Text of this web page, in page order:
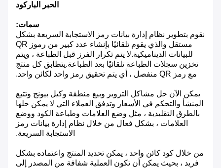
الحبر الباركود
سمات:
نقوم بتطوير نظام إدارة بيانات رمز الاستجابة السريعة بشكل
مستقل والذي يقوم تلقائيًا بإنشاء عدد كبير من رموز QR
للبيانات الديناميكية.لا يتم تكرار الفرز قبل الطباعة ، ويتم
تخزين سجلات الطباعة تلقائيًا بعد الطباعة.يتطابق كل منتج
مع رمز QR منفصل ، أي يتم تحقيق رمز واحد لكائن واحد.
يمكن الآن حل مشاكل التزوير وبيع منطقة وكيل بيونج وتتبع
المنشأ والتحكم في الأسعار وتدفق العملاء التي لا يمكن حلها
بالطرق التقليدية ، مثل وضع العلامات وطباعة الكود ووضع
العلامات ، بشكل فعال من خلال نظام إدارة بيانات رمز
الاستجابة السريعة.
من خلال كود كائن واحد ، يمكن تحديد المنتج واعتماده بشكل
فريد ، بحيث يمكن أن تكون العملية شفافة من المصدر إلى